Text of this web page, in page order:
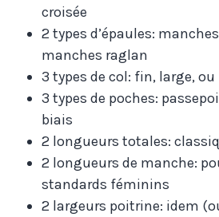
croisée
2 types d’épaules:
manches raglan
3 types de col: fin, large, ou
3 types de poches:
biais
2 longueurs totales:
2 longueurs de manche:
standards féminins
2 largeurs poitrine: idem